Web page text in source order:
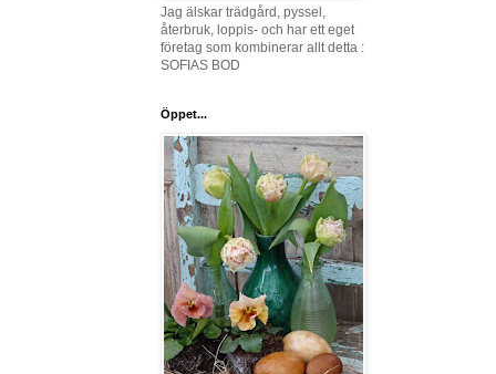
Jag älskar trädgård, pyssel,
återbruk, loppis- och har ett eget
företag som kombinerar allt detta :
SOFIAS BOD
Öppet...